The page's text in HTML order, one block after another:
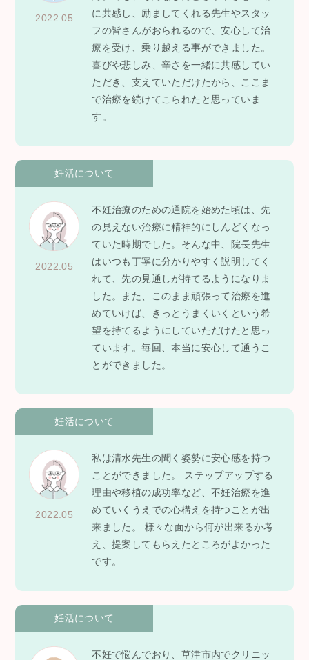
2022.05
に共感し、励ましてくれる先生やスタッ
フの皆さんがおられるので、安心して治
療を受け、乗り越える事ができました。
喜びや悲しみ、辛さを一緒に共感してい
ただき、支えていただけたから、ここま
で治療を続けてこられたと思っていま
す。
妊活について
2022.05
不妊治療のための通院を始めた頃は、先
の見えない治療に精神的にしんどくなっ
ていた時期でした。そんな中、院長先生
はいつも丁寧に分かりやすく説明してく
れて、先の見通しが持てるようになりま
した。また、このまま頑張って治療を進
めていけば、きっとうまくいくという希
望を持てるようにしていただけたと思っ
ています。毎回、本当に安心して通うこ
とができました。
妊活について
2022.05
私は清水先生の聞く姿勢に安心感を持つ
ことができました。 ステップアップする
理由や移植の成功率など、不妊治療を進
めていくうえでの心構えを持つことが出
来ました。 様々な面から何が出来るか考
え、提案してもらえたところがよかった
です。
妊活について
不妊で悩んでおり、草津市内でクリニッ